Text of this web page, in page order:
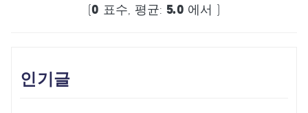
(0 표수, 평균: 5.0 에서 )
인기글